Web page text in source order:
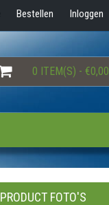
Bestellen Inloggen
0 ITEM(S) - €0,00
PRODUCT FOTO'S